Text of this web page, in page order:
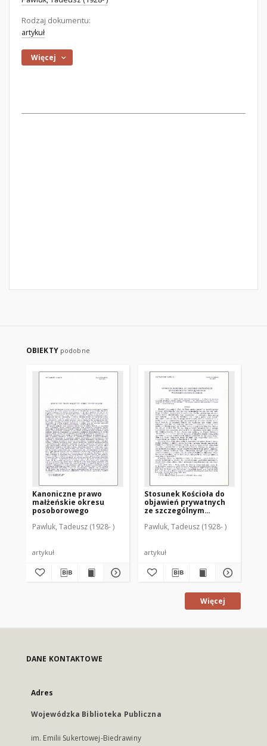
Rodzaj dokumentu:
artykuł
Więcej
OBIEKTY podobne
Kanoniczne prawo
małżeńskie okresu
posoborowego
Pawluk, Tadeusz (1928- )
artykuł
Stosunek Kościoła do
objawień prywatnych
ze szczególnym
wydarzeń
Pawluk, Tadeusz (1928- )
artykuł
Więcej
DANE KONTAKTOWE
Adres
Wojewódzka Biblioteka Publiczna
im. Emilii Sukertowej-Biedrawiny